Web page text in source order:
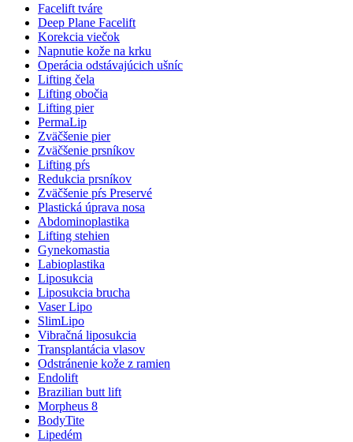
Facelift tváre
Deep Plane Facelift
Korekcia viečok
Napnutie kože na krku
Operácia odstávajúcich ušníc
Lifting čela
Lifting obočia
Lifting pier
PermaLip
Zväčšenie pier
Zväčšenie prsníkov
Lifting pŕs
Redukcia prsníkov
Zväčšenie pŕs Preservé
Plastická úprava nosa
Abdominoplastika
Lifting stehien
Gynekomastia
Labioplastika
Liposukcia
Liposukcia brucha
Vaser Lipo
SlimLipo
Vibračná liposukcia
Transplantácia vlasov
Odstránenie kože z ramien
Endolift
Brazilian butt lift
Morpheus 8
BodyTite
Lipedém